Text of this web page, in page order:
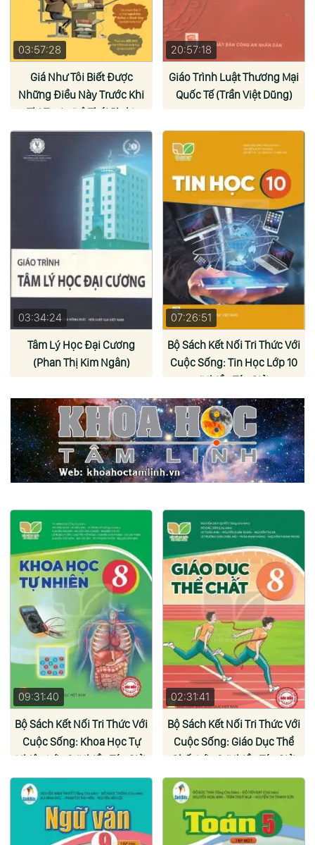
03:57:28
Giá Như Tôi Biết Được
Những Điều Này Trước Khi
Thi Toeic (Lê Thái Bình)
20:57:18
Giáo Trình Luật Thương Mại
Quốc Tế (Trần Việt Dũng)
03:34:24
Tâm Lý Học Đại Cương
(Phan Thị Kim Ngân)
07:26:51
Bộ Sách Kết Nối Tri Thức Với
Cuộc Sống: Tin Học Lớp 10
(Nhiều Tác Giả)
09:31:40
Bộ Sách Kết Nối Tri Thức Với
Cuộc Sống: Khoa Học Tự
Nhiên Lớp 8 (Nhiều Tác Giả)
02:31:41
Bộ Sách Kết Nối Tri Thức Với
Cuộc Sống: Giáo Dục Thể
Chất Lớp 8 (Nhiều Tác Giả)